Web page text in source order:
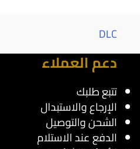
DLC
دعم العملاء
تتبع طلبك
الإرجاع والاستبدال
الشحن والتوصيل
الدفع عند الاستلام